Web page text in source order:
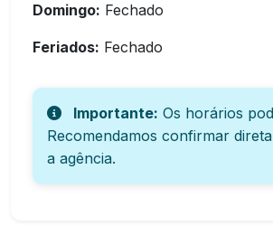
Domingo: Fechado
Feriados: Fechado
Importante: Os horários
Recomendamos confirmar
a agência.